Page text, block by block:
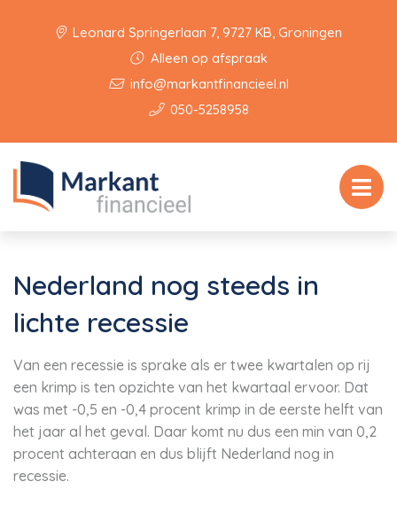
Leonard Springerlaan 7, 9727 KB, Groningen
Alleen op afspraak
info@markantfinancieel.nl
050-5258958
Nederland nog steeds in
lichte recessie
Van een recessie is sprake als er twee kwartalen op rij
een krimp is ten opzichte van het kwartaal ervoor. Dat
was met -0,5 en -0,4 procent krimp in de eerste helft van
het jaar al het geval. Daar komt nu dus een min van 0,2
procent achteraan en dus blijft Nederland nog in
recessie.